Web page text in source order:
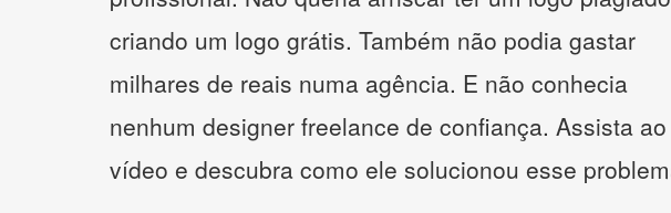
criando um logo grátis. Também não podia gastar
milhares de reais numa agência. E não conhecia
nenhum designer freelance de confiança. Assista ao
vídeo e descubra como ele solucionou esse